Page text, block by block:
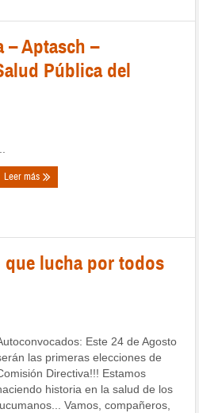
– Aptasch –
Pública del
Leer más
que lucha por todos
Este 24 de Agosto
las primeras elecciones de
Directiva!!! Estamos
historia en la salud de los
Vamos, compañeros,